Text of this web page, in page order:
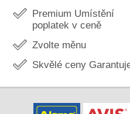
Premium Umístění
poplatek v ceně
Zvolte měnu
Skvělé ceny